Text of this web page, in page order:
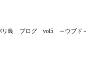
リ島 ブログ vol5 ～ウブド